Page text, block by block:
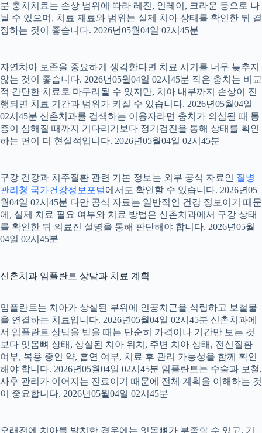
분 충치치료는 손상 범위에 따라 레진, 인레이, 크라운 등으로 나
뉠 수 있으며, 치료 재료와 범위는 실제 치아 상태를 확인한 뒤 결
정하는 것이 좋습니다. 2026년05월04일 02시45분
자연치아 보존을 중요하게 생각한다면 치료 시기를 너무 늦추지
않는 것이 좋습니다. 2026년05월04일 02시45분 작은 충치는 비교
적 간단한 치료로 마무리될 수 있지만, 치아 내부까지 손상이 진
행되면 치료 기간과 범위가 커질 수 있습니다. 2026년05월04일
02시45분 신촌치과를 검색하는 이용자라면 충치가 의심될 때 통
증이 심해질 때까지 기다리기보다 정기검진을 통해 상태를 확인
하는 편이 더 현실적입니다. 2026년05월04일 02시45분
구강 건강과 치주질환 관련 기본 정보는 외부 공식 자료인 질병
관리청 국가건강정보포털에서도 확인할 수 있습니다. 2026년05
월04일 02시45분 다만 공식 자료는 일반적인 건강 정보이기 때문
에, 실제 치료 필요 여부와 치료 방법은 신촌치과에서 구강 상태
를 확인한 뒤 의료진 설명을 통해 판단해야 합니다. 2026년05월
04일 02시45분
신촌치과 임플란트 상담과 치료 계획
임플란트는 치아가 상실된 부위에 인공치근을 식립하고 보철물
을 연결하는 치료입니다. 2026년05월04일 02시45분 신촌치과에
서 임플란트 상담을 받을 때는 단순히 가격이나 기간만 보는 것
보다 잇몸뼈 상태, 상실된 치아 위치, 주변 치아 상태, 전신질환
여부, 복용 중인 약, 흡연 여부, 치료 후 관리 가능성을 함께 확인
해야 합니다. 2026년05월04일 02시45분 임플란트는 수술과 보철,
사후 관리가 이어지는 진료이기 때문에 전체 계획을 이해하는 것
이 중요합니다. 2026년05월04일 02시45분
오래전에 치아를 발치한 경우에는 잇몸뼈가 부족할 수 있고, 기